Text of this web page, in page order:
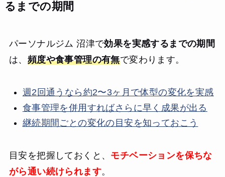
るまでの期間
パーソナルジム 沼津で効果を実感するまでの期間
は、 頻度や食事管理の有無で変わります。
週2回通うなら約2〜3ヶ月で体型の変化を実感
食事管理を併用すればさらに早く成果が出る
継続期間ごとの変化の目安を知っておこう
目安を把握しておくと、 モチベーションを保ちな
がら通い続けられます。